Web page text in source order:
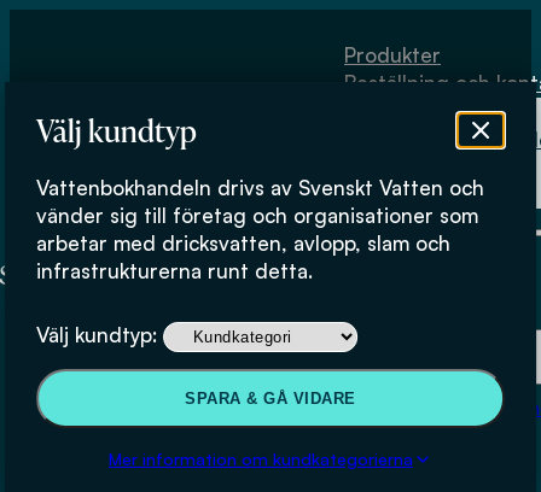
Välj kundtyp
Vattenbokhandeln drivs av Svenskt Vatten och
vänder sig till företag och organisationer som
arbetar med dricksvatten, avlopp, slam och
infrastrukturerna runt detta.
Välj kundtyp:
SPARA & GÅ VIDARE
Mer information om kundkategorierna
Produkter
Beställning och
Fysiskt lager
Beställning och kontakt
Om
Köpvillkor
Sahar Dalahmeh
Sök & filtrera
Sök med fritext